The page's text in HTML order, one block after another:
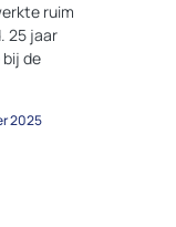
ruim
25 jaar
de
2025